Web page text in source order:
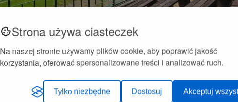
Strona używa ciasteczek
Na naszej stronie używamy plików cookie, aby poprawić jakość
korzystania, oferować spersonalizowane treści i analizować ruch.
Tylko niezbędne Dostosuj Akceptuj